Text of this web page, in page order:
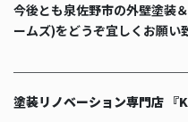
今後とも泉佐野市の外壁塗装
ームズ)をどうぞ宜しくお願い
塗装リノベーション専門店 『